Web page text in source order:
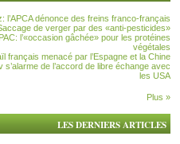
l’APCA dénonce des freins franco-français
de verger par des «anti-pesticides»
PAC: l’«occasion gâchée» pour les protéines
végétales
français menacé par l’Espagne et la Chine
s’alarme de l’accord de libre échange avec
les USA
Plus »
LES DERNIERS ARTICLES